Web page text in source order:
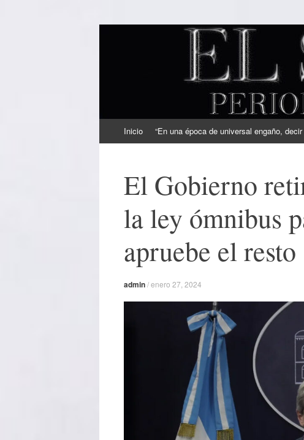
EL SINDICAL
Periodismo Inteligente
al
Inicio “En una época de universal engaño,
El Gobierno
la ley ómnibus
apruebe el resto
admin/enero 27, 2024